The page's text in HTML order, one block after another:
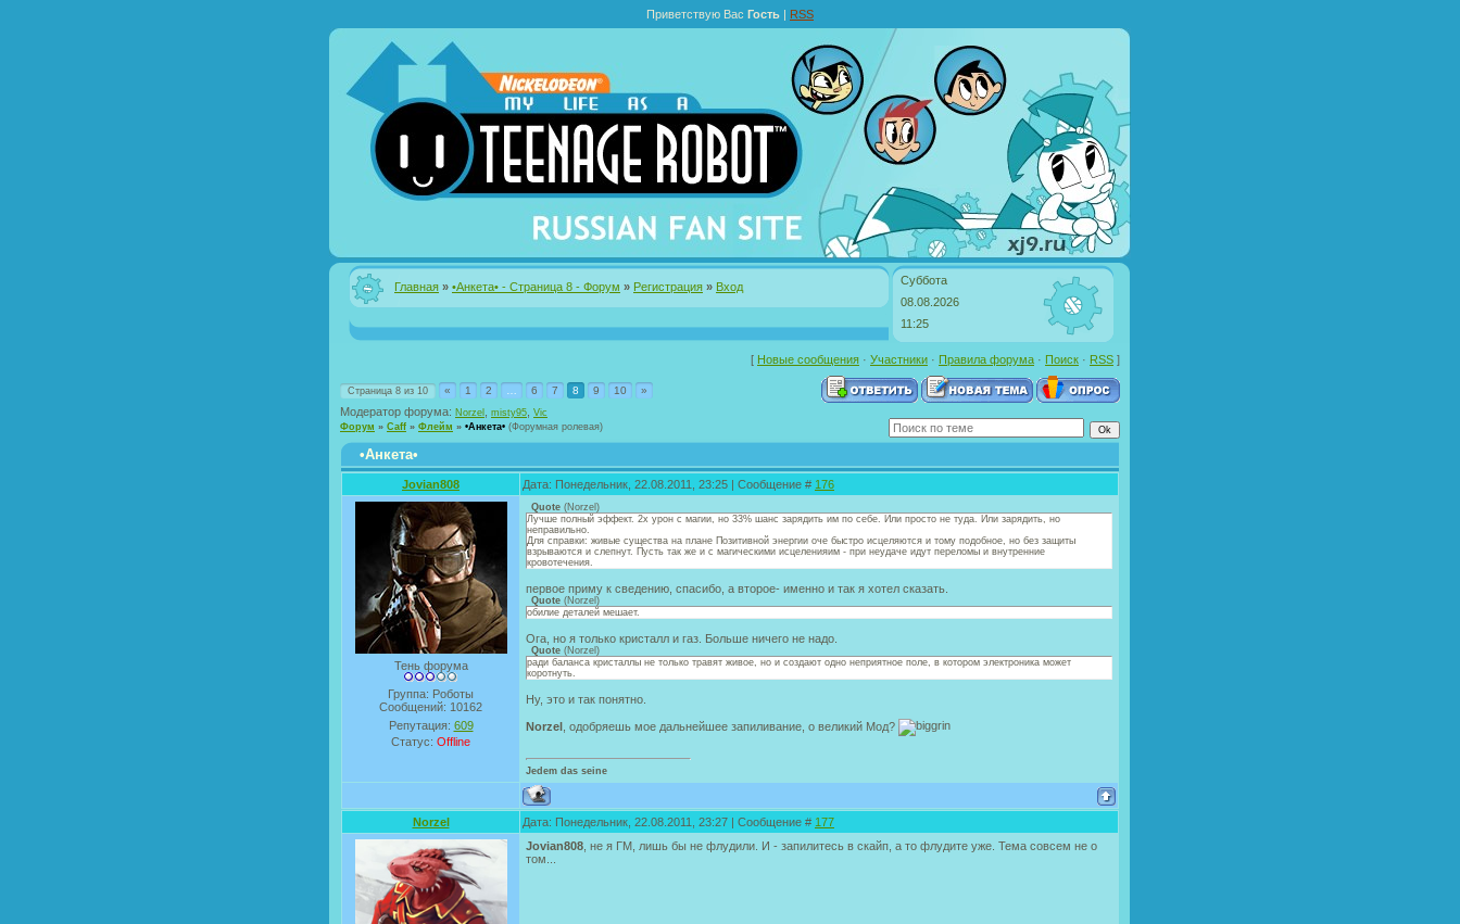
Приветствую Вас Гость | RSS
Главная » •Анкета• - Страница 8 - Форум » Регистрация » Вход
Суббота
08.08.2026
11:25
[ Новые сообщения · Участники · Правила форума · Поиск · RSS ]
Страница 8 из 10 « 1 2 6 7 8 9 10 »
Модератор форума: Norzel misty95 Vic
Форум » Caff » Флейм » •Анкета• (Форумная ролевая)
•Анкета•
Jovian808 Дата: Понедельник, 22.08.2011, 23:25 | Сообщение # 176
Тень форума
Группа: Роботы
Сообщений: 10162
Репутация: 609
Статус: Offline
Quote (Norzel )
Лучше полный эффект. 2х урон с магии, но 33% шанс зарядить им по себе. Или просто не туда. Или зарядить, но
неправильно.
Для справки: живые существа на плане Позитивной энергии оче быстро исцеляются и тому подобное, но без защиты
взрываются и слепнут. Пусть так же и с магическими исцеленияим - при неудаче идут переломы и внутренние
кровотечения.
первое приму к сведению, спасибо, а второе- именно и так я хотел сказать.
Quote (Norzel )
обилие деталей мешает.
Ога, но я только кристалл и газ. Больше ничего не надо.
Quote (Norzel )
ради баланса кристаллы не только травят живое, но и создают одно неприятное поле, в котором электроника может
коротнуть.
Ну, это и так понятно.
Norzel , одобряешь мое дальнейшее запиливание, о великий Мод?
Jedem das seine
Norzel Дата: Понедельник, 22.08.2011, 23:27 | Сообщение # 177
Jovian808 , не я ГМ, лишь бы не флудили. И - запилитесь в скайп, а то флудите уже. Тема совсем не о
том...